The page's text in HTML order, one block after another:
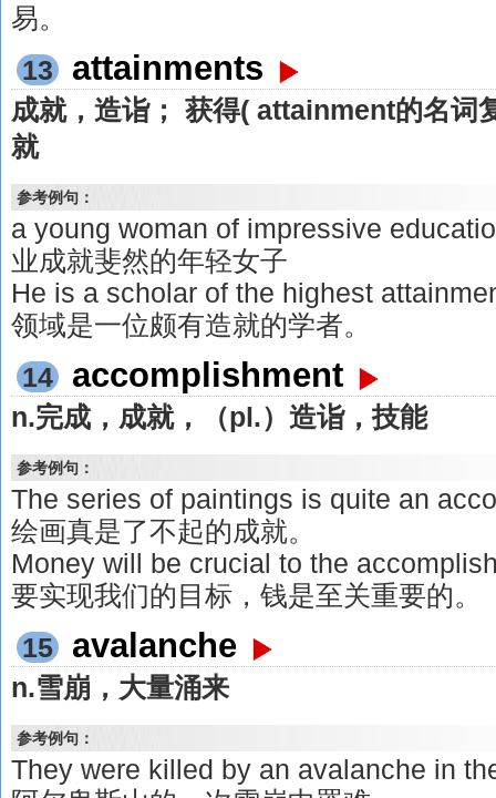
易。
13
attainments
成就，造诣； 获得( attainment的名词
就
参考例句：
a young woman of impressive
业成就斐然的年轻女子
He is a scholar of the highest
领域是一位颇有造就的学者。
14
accomplishment
n.完成，成就，（pl.）造诣，技能
参考例句：
The series of paintings is quite an
绘画真是了不起的成就。
Money will be crucial to the
要实现我们的目标，钱是至关重要的。
15
avalanche
n.雪崩，大量涌来
参考例句：
They were killed by an avalanche in